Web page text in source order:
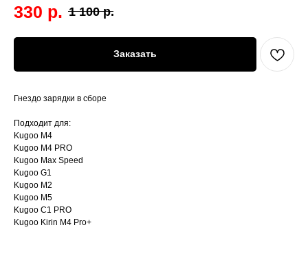
330 р. 1 100 р.
Заказать
Гнездо зарядки в сборе
Подходит для:
Kugoo M4
Kugoo M4 PRO
Kugoo Max Speed
Kugoo G1
Kugoo M2
Kugoo M5
Kugoo C1 PRO
Kugoo Kirin M4 Pro+